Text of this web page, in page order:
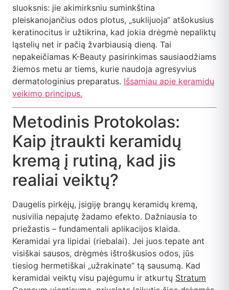
sluoksnis: jie akimirksniu suminkština
pleiskanojančius odos plotus, „suklijuoja“ atšokusius
keratinocitus ir užtikrina, kad jokia drėgmė nepaliktų
ląstelių net ir pačią žvarbiausią dieną. Tai
nepakeičiamas K-Beauty pasirinkimas sausiaodžiams
žiemos metu ar tiems, kurie naudoja agresyvius
dermatologinius preparatus. Išsamiau apie keramidų
veikimo principus.
Metodinis Protokolas:
Kaip įtraukti keramidų
kremą į rutiną, kad jis
realiai veiktų?
Daugelis pirkėjų, įsigiję brangų keramidų kremą,
nusivilia nepajutę žadamo efekto. Dažniausia to
priežastis – fundamentali aplikacijos klaida.
Keramidai yra lipidai (riebalai). Jei juos tepate ant
visiškai sausos, drėgmės ištroškusios odos, jūs
tiesiog hermetiškai „užrakinate“ tą sausumą. Kad
keramidai veiktų visu pajėgumu ir atkurtų Stratum